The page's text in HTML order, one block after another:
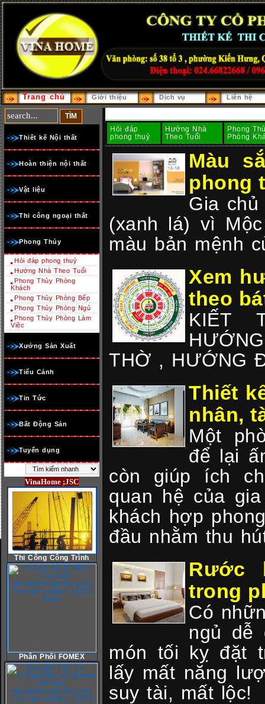
Trang chủ Giới thiệu Dịch vụ Liên hệ
Thiết kế Nội thất
Hoàn thiện nội thất
Vật liệu
Thi công ngoại thất
Phong Thủy
Hỏi đáp phong thuỷ
Hướng Nhà Theo Tuổi
Phong Thủy Phòng
Khách
Phong Thủy Phòng Bếp
Phong Thủy Phòng Ngủ
Phong Thủy Phòng Làm
Việc
Xưởng Sản Xuất
Tiểu Cảnh
Tin Tức
Bất Động Sản
Tuyển dụng
VinaHome ;JSC
Thi Công Công Trình
Phân Phối FOMEX
Hỏi đáp
phong thuỷ
Hướng Nhà
Theo Tuổi
Phong
Phòng
Màu
phong
Gia
(xanh lá) vì
màu bản mệnh
Xem
theo
KIẾT
THỜ , HƯỚNG
Thiết
nhân,
Một
để lại
còn giúp ích
quan hệ của
khách hợp
đầu nhằm thu
Rước
trong
Có
ngủ dễ
món tối kỵ đặt
lấy mất năng
suy tài, mất lộc!